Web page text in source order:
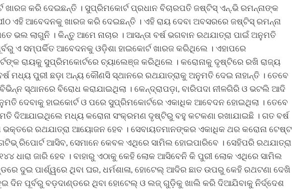
କରି ଦେଇଛନ୍ତି । ସୁପ୍ରିମକୋର୍ଟ ପ୍ରଧାନ ବିଚାରପତି ଜଷ୍ଟିସ୍ ଏନ୍‌.ଭି ରମନ୍ନାଙ୍କ
ଏହି ଆବେଦନକୁ ଖାରଜ କରି ଦେଇଛନ୍ତି । ଏହି ରାୟ ଦେବା ଅବସରରେ ଜଷ୍ଟିସ୍ ରମନ୍ନା
ଭଲ ଲାଗୁନି । କିନ୍ତୁ ଆମେ ନାଚାର । ଆସନ୍ତା ବର୍ଷ ଭଗବାନ ରଥଯାତ୍ରା ପାଇଁ ଅନୁମତି
ଏ ସମ୍ପର୍କିତ ଆବେଦନକୁ ଓଡ଼ିଶା ହାଇକୋର୍ଟ ଖାରଜ କରିଥିଲେ । ଏହାପରେ
ରାୟକୁ ସୁପ୍ରିମକୋର୍ଟରେ ଚ୍ୟାଲେଞ୍ଜ କରିଥିଲେ । କରୋନାକୁ ଦୃଷ୍ଟିରେ ରଖି ରାଜ୍ୟ
ମଧ୍ୟ ପୁରୀ ଛଡ଼ା ଅନ୍ୟ କୌଣସି ସ୍ଥାନରେ ରଥଯାତ୍ରାକୁ ଅନୁମତି ଦେଇ ନାହାନ୍ତି । ତେବେ
ସ୍ଥାନରେ ବିରୋଧ କରାଯାଇଥିଲା । କେନ୍ଦ୍ରାପଡ଼ା, ବାରିପଦା ନୀଳଗିରି ଓ ଭଟଲି ଆଦି
ଦେବାକୁ ହାଇକୋର୍ଟ ଓ ପରେ ସୁପ୍ରିମକୋର୍ଟରେ ଏକାଧିକ ଆବେଦନ ହୋଇଥିଲା । ତେବେ
ଦିଆଯାଇଥିଲେ ମଧ୍ୟ କରୋନା ସଂକ୍ରମଣ ଦୃଷ୍ଟିରୁ ବହୁ କଟକଣା ରଖାଯାଇଛି । ଗତ ବର୍ଷ
ଭକ୍ତରେ ରଥଯାତ୍ରା ଆୟୋଜନ ହେବ । ସେବାୟତମାନଙ୍କର ଏକାଧିକ ଥର କରୋନା ଟେଷ୍ଟ
ରିପୋର୍ଟ ଆସିବ, ସେମାନେ କେବଳ ଏଥିରେ ସାମିଲ ହୋଇପାରିବେ । ସେହିପରି ରଥଯାତ୍ରା
ଧାରା ଜାରି ହେବ । ବାହାରୁ ଏଠାକୁ କେହି ଲୋକ ଆସିବେନି କି ପୁରୀ ଲୋକ ଏଥିରେ ସାମିଲ
ଦୁଇ ପାର୍ଶ୍ୱରେ ଥିବା ଘର, ଧର୍ମଶାଳା, ହୋଟେଲ୍ ଆଦିର ଛାତ ଉପରୁ କେହି ରଥଟଣା ଦେଖି
ଦୁଇ ଦିନ ପୂର୍ବରୁ ବଡ଼ଦାଣ୍ଡରେ ଥିବା ହୋଟେଲ୍ ଓ ଲଜ୍ ଗୁଡ଼ିକୁ ଖାଲି କରି ଦିଆଯିବାକୁ ନିର୍ଦ୍ଦେଶ